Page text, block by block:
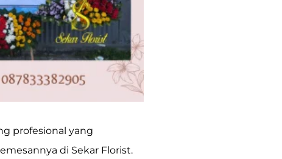
profesional yang
di Sekar Florist.